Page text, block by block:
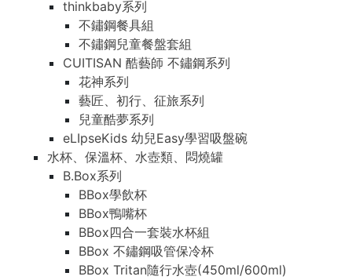
thinkbaby系列
不鏽鋼餐具組
不鏽鋼兒童餐盤套組
CUITISAN 酷藝師 不鏽鋼系列
花神系列
藝匠、初行、征旅系列
兒童酷夢系列
eLIpseKids 幼兒Easy學習吸盤碗
水杯、保溫杯、水壺類、悶燒罐
B.Box系列
BBox學飲杯
BBox鴨嘴杯
BBox四合一套裝水杯組
BBox 不鏽鋼吸管保冷杯
BBox Tritan隨行水壺(450ml/600ml)